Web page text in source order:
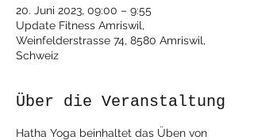
20. Juni 2023, 09:00 – 9:55
Update Fitness Amriswil,
Weinfelderstrasse 74, 8580 Amriswil,
Schweiz
Über die Veranstaltung
Hatha Yoga beinhaltet das Üben von